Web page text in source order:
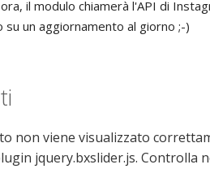
il modulo chiamerà l'API di
un aggiornamento al giorno ;-)
non viene visualizzato
jquery.bxslider.js.